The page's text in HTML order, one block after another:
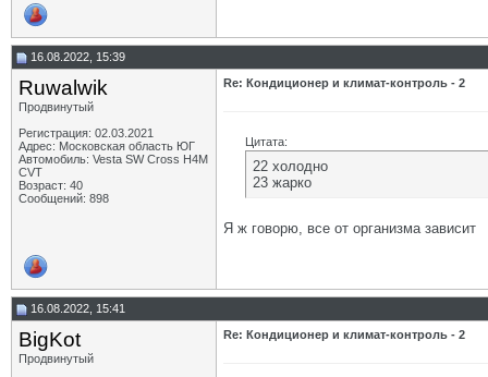
16.08.2022, 15:39
Ruwalwik
Продвинутый
Регистрация: 02.03.2021
Адрес: Московская область ЮГ
Автомобиль: Vesta SW Cross H4M
CVT
Возраст: 40
Сообщений: 898
Re: Кондиционер и климат-контроль - 2
Цитата:
22 холодно
23 жарко
Я ж говорю, все от организма зависит
16.08.2022, 15:41
BigKot
Продвинутый
Re: Кондиционер и климат-контроль - 2